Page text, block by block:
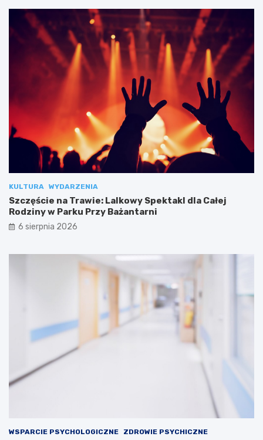
KULTURA WYDARZENIA
Szczęście na Trawie: Lalkowy Spektakl dla Całej
Rodziny w Parku Przy Bażantarni
6 sierpnia 2026
WSPARCIE PSYCHOLOGICZNE ZDROWIE PSYCHICZNE